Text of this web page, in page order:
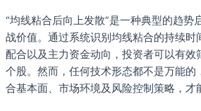
“均线粘合后向上发散”是一种典型的趋势
战价值。通过系统识别均线粘合的持续时
配合以及主力资金动向，投资者可以有效
个股。然而，任何技术形态都不是万能的
合基本面、市场环境及风险控制策略，才